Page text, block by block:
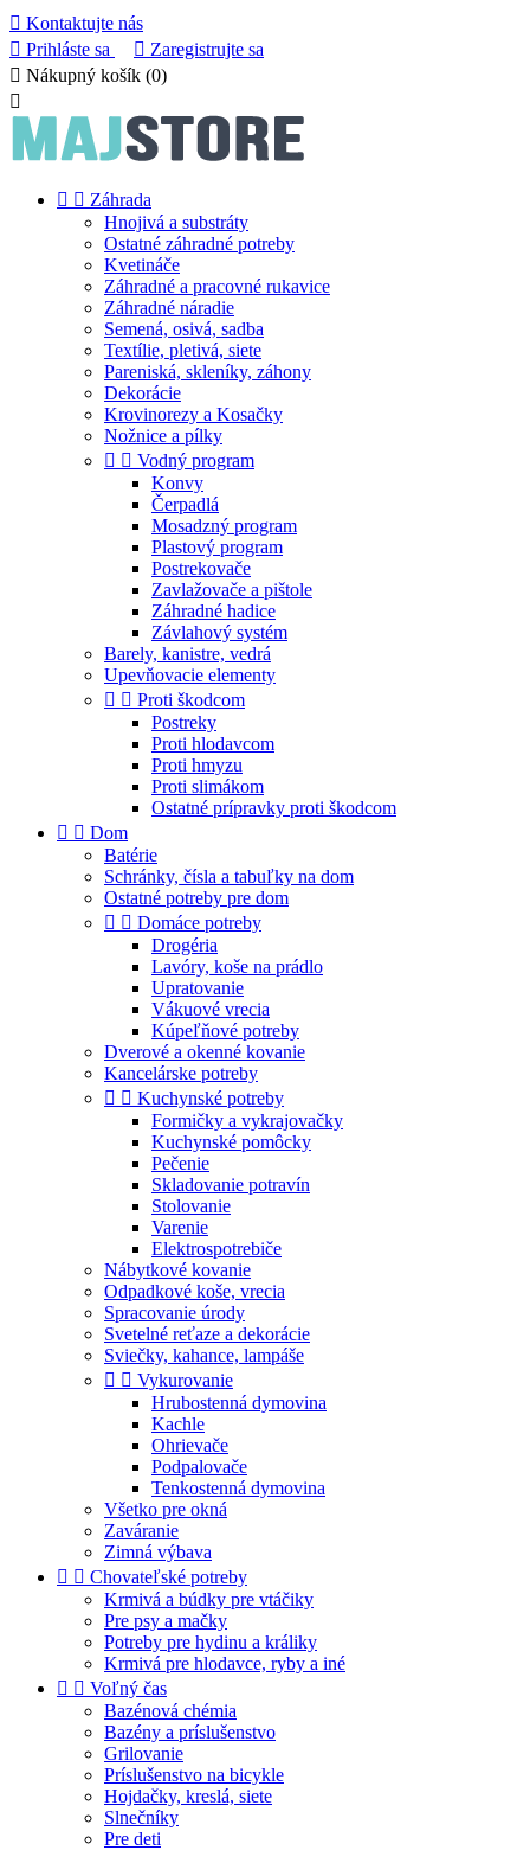
 Kontaktujte nás
 Prihláste sa  Zaregistrujte sa
 Nákupný košík (0)

  Záhrada
Hnojivá a substráty
Ostatné záhradné potreby
Kvetináče
Záhradné a pracovné rukavice
Záhradné náradie
Semená, osivá, sadba
Textílie, pletivá, siete
Pareniská, skleníky, záhony
Dekorácie
Krovinorezy a Kosačky
Nožnice a pílky
  Vodný program
Konvy
Čerpadlá
Mosadzný program
Plastový program
Postrekovače
Zavlažovače a pištole
Záhradné hadice
Závlahový systém
Barely, kanistre, vedrá
Upevňovacie elementy
  Proti škodcom
Postreky
Proti hlodavcom
Proti hmyzu
Proti slimákom
Ostatné prípravky proti škodcom
  Dom
Batérie
Schránky, čísla a tabuľky na dom
Ostatné potreby pre dom
  Domáce potreby
Drogéria
Lavóry, koše na prádlo
Upratovanie
Vákuové vrecia
Kúpeľňové potreby
Dverové a okenné kovanie
Kancelárske potreby
  Kuchynské potreby
Formičky a vykrajovačky
Kuchynské pomôcky
Pečenie
Skladovanie potravín
Stolovanie
Varenie
Elektrospotrebiče
Nábytkové kovanie
Odpadkové koše, vrecia
Spracovanie úrody
Svetelné reťaze a dekorácie
Sviečky, kahance, lampáše
  Vykurovanie
Hrubostenná dymovina
Kachle
Ohrievače
Podpalovače
Tenkostenná dymovina
Všetko pre okná
Zaváranie
Zimná výbava
  Chovateľské potreby
Krmivá a búdky pre vtáčiky
Pre psy a mačky
Potreby pre hydinu a králiky
Krmivá pre hlodavce, ryby a iné
  Voľný čas
Bazénová chémia
Bazény a príslušenstvo
Grilovanie
Príslušenstvo na bicykle
Hojdačky, kreslá, siete
Slnečníky
Pre deti